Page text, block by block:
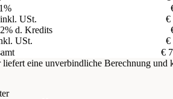
USt.
€
d. Kredits
USt.
€
€
eine unverbindliche Berechnung